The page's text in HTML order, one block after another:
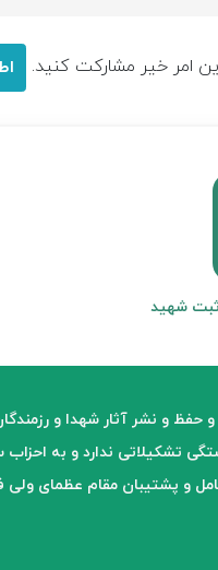
امر خیر مشارکت کنید.
ثبت شهید
سال 1385 با هدف گردآوری و ثبت و حفظ و نشر
تشکیلاتی ندارد و به
و پشتیبان مقام عظمای